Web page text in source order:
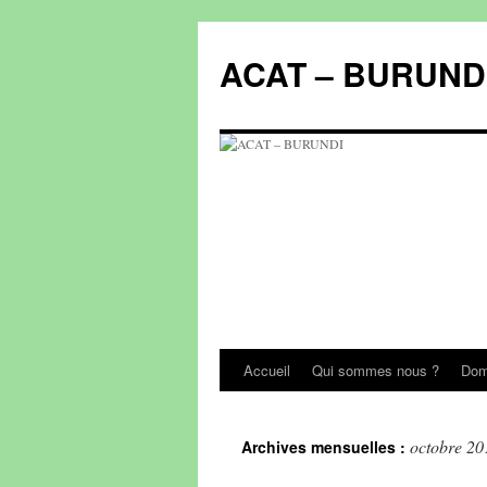
contenu
ACAT –
Accueil Qui sommes nous ?
Archives mensuelles : octobre